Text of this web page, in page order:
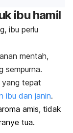
ibu hamil
ibu perlu
mentah,
sempurna.
yang tepat
ibu dan janin.
amis, tidak
tua.